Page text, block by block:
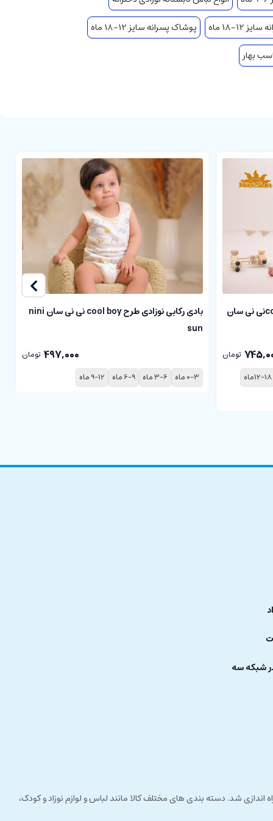
12-18 ماه
پوشاک پسرانه سایز 12-18 ماه
بهار
بلوز آستین کوتاه نوزادی طرح cool boyنی نی سان
تومان
12-18ماه
بادی رکابی نوزادی طرح cool boy نی نی سان nini
sun
497,000 تومان
0-3 ماه
3-6 ماه 6-9 ماه 9-12 ماه
شبکه سه
مشتری مداری راه اندازی شد. دسته بندی های مختلف کالا مانند لباس و لوازم نوزاد و کودک،